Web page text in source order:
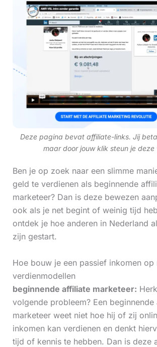
Deze pagina bevat affiliate-links. Jij
maar door jouw klik steun je deze
Ben je op zoek naar een slimme
geld te verdienen als beginnende
marketeer? Dan is deze bewezen
ook als je net begint of weinig tijd
ontdek je hoe anderen in Nederland
zijn gestart.
Hoe bouw je een passief inkomen op
verdienmodellen
beginnende affiliate marketeer:
volgende probleem? Een beginnende
marketeer weet niet hoe hij of zij
inkomen kan verdienen en denkt
tijd of kennis te hebben. Dan is deze